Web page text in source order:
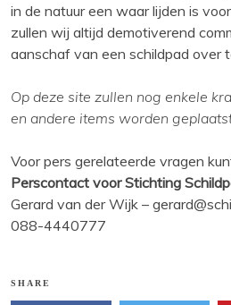
in de natuur een waar lijden is
zullen wij altijd demotiverend
aanschaf van een schildpad over
Op deze site zullen nog enkele
en andere items worden
Voor pers gerelateerde vragen
Perscontact voor Stichting
Gerard van der Wijk –
088-4440777
SHARE